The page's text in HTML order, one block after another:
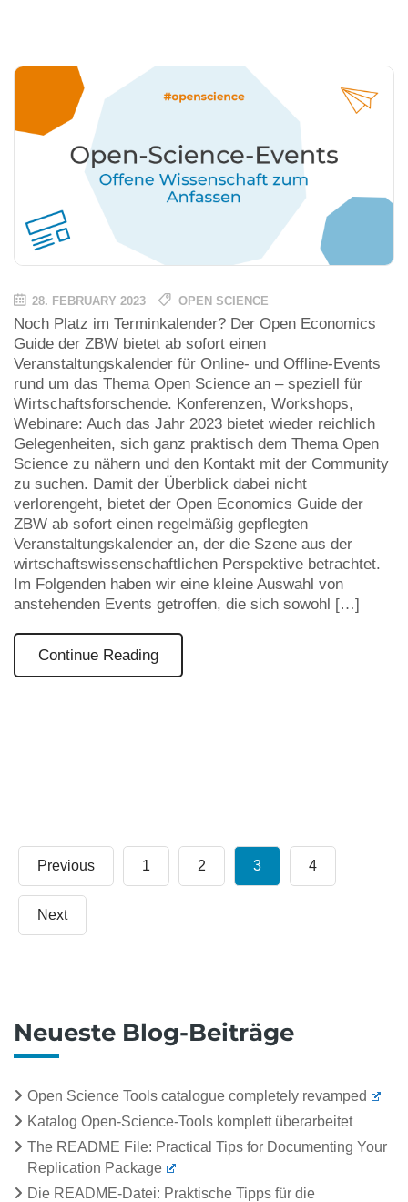
Neueste Blog-Beiträge
Open Science Tools catalogue completely revamped
Katalog Open-Science-Tools komplett überarbeitet
The README File: Practical Tips for Documenting Your
Replication Package
Die README-Datei: Praktische Tipps für die
28. FEBRUARY 2023 OPEN SCIENCE
Noch Platz im Terminkalender? Der Open Economics
Guide der ZBW bietet ab sofort einen
Veranstaltungskalender für Online- und Offline-Events
rund um das Thema Open Science an – speziell für
Wirtschaftsforschende. Konferenzen, Workshops,
Webinare: Auch das Jahr 2023 bietet wieder reichlich
Gelegenheiten, sich ganz praktisch dem Thema Open
Science zu nähern und den Kontakt mit der Community
zu suchen. Damit der Überblick dabei nicht
verlorengeht, bietet der Open Economics Guide der
ZBW ab sofort einen regelmäßig gepflegten
Veranstaltungskalender an, der die Szene aus der
wirtschaftswissenschaftlichen Perspektive betrachtet.
Im Folgenden haben wir eine kleine Auswahl von
anstehenden Events getroffen, die sich sowohl […]
Continue Reading
Previous 1 2 3 4
Next